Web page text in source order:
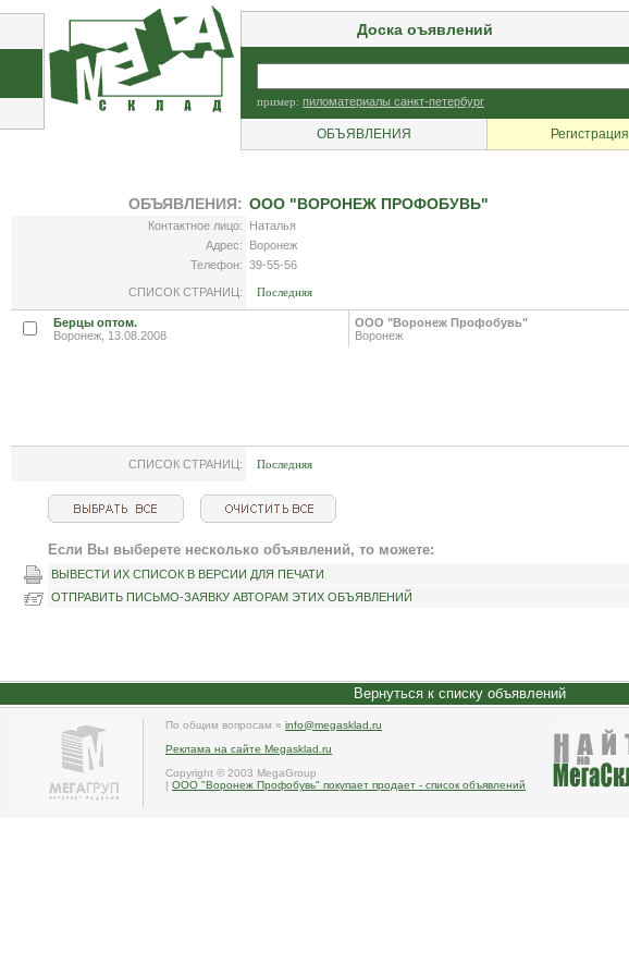
Доска оъявлений
пример: пиломатериалы санкт-петербург
ОБЪЯВЛЕНИЯ Регистрация
ОБЪЯВЛЕНИЯ: ООО "ВОРОНЕЖ ПРОФОБУВЬ"
Контактное лицо:
Наталья
Адрес:
Воронеж
Телефон: 39-55-56
СПИСОК СТРАНИЦ: Последняя
Берцы оптом.
Воронеж, 13.08.2008
ООО "Воронеж Профобувь"
Воронеж
СПИСОК СТРАНИЦ: Последняя
Если Вы выберете несколько объявлений, то можете:
ВЫВЕСТИ ИХ СПИСОК В ВЕРСИИ ДЛЯ ПЕЧАТИ
ОТПРАВИТЬ ПИСЬМО-ЗАЯВКУ АВТОРАМ ЭТИХ ОБЪЯВЛЕНИЙ
Вернуться к списку объявлений
По общим вопросам » info@megasklad.ru
Реклама на сайте Megasklad.ru
Copyright © 2003 MegaGroup
| ООО "Воронеж Профобувь" покупает продает - список объявлений